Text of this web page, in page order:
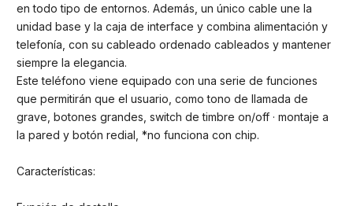
en todo tipo de entornos. Además, un único cable une la
unidad base y la caja de interface y combina alimentación y
telefonía, con su cableado ordenado cableados y mantener
siempre la elegancia.
Este teléfono viene equipado con una serie de funciones
que permitirán que el usuario, como tono de llamada de
grave, botones grandes, switch de timbre on/off · montaje a
la pared y botón redial, *no funciona con chip.
Características: